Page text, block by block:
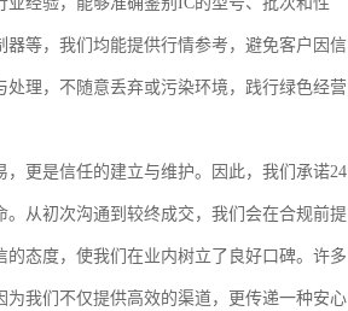
等，我们均能提供行情参考，避免客户因信
理，不随意丢弃或污染环境，践行绿色经营
更是信任的建立与维护。因此，我们承诺24
从初次沟通到较终成交，我们会在合规前提
态度，使我们在业内树立了良好口碑。许多
我们不仅提供高效的渠道，更传递一种安心